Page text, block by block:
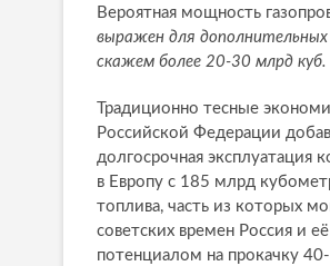
Вероятная мощность
выражен для
скажем более 20-30 млрд куб.
Традиционно тесные
Российской Федерации
долгосрочная
в Европу с 185 млрд
топлива, часть из которых
советских времен Россия и
потенциалом на прокачку